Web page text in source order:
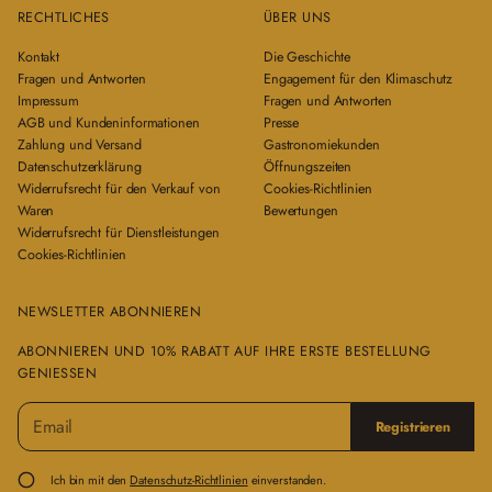
RECHTLICHES
Kontakt
Fragen und Antworten
Impressum
AGB und Kundeninformationen
Zahlung und Versand
Datenschutzerklärung
Widerrufsrecht für den Verkauf von
Waren
Widerrufsrecht für Dienstleistungen
Cookies-Richtlinien
ÜBER UNS
Die Geschichte
Engagement für den Klimaschutz
Fragen und Antworten
Presse
Gastronomiekunden
Öffnungszeiten
Cookies-Richtlinien
Bewertungen
NEWSLETTER ABONNIEREN
ABONNIEREN UND 10% RABATT AUF IHRE ERSTE BESTELLUNG
GENIESSEN
B
t
E
M
a
Registrieren
Ich bin mit den Datenschutz-Richtlinien einverstanden.